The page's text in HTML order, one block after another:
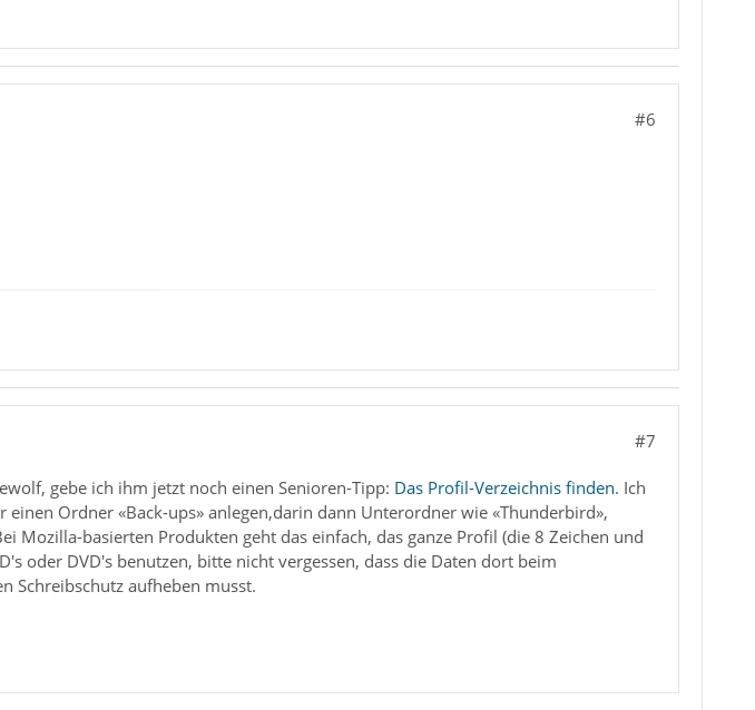
#6
#7
gebe ich ihm jetzt noch einen Senioren-Tipp: Das Profil-Verzeichnis finden. Ich
Ordner «Back-ups» anlegen,darin dann Unterordner wie «Thunderbird»,
Mozilla-basierten Produkten geht das einfach, das ganze Profil (die 8 Zeichen und
oder DVD's benutzen, bitte nicht vergessen, dass die Daten dort beim
Schreibschutz aufheben musst.